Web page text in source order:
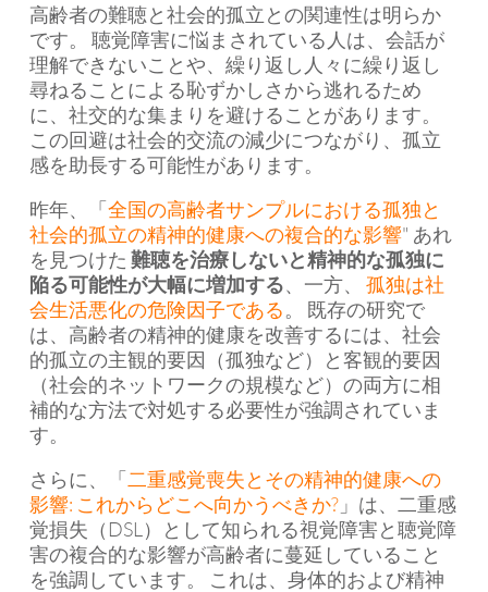
高齢者の難聴と社会的孤立との関連性は明らか
です。 聴覚障害に悩まされている人は、会話が
理解できないことや、繰り返し人々に繰り返し
尋ねることによる恥ずかしさから逃れるため
に、社交的な集まりを避けることがあります。
この回避は社会的交流の減少につながり、孤立
感を助長する可能性があります。
昨年、「全国の高齢者サンプルにおける孤独と
社会的孤立の精神的健康への複合的な影響" あれ
を見つけた 難聴を治療しないと精神的な孤独に
陥る可能性が大幅に増加する、一方、 孤独は社
会生活悪化の危険因子である。 既存の研究で
は、高齢者の精神的健康を改善するには、社会
的孤立の主観的要因（孤独など）と客観的要因
（社会的ネットワークの規模など）の両方に相
補的な方法で対処する必要性が強調されていま
す。
さらに、「二重感覚喪失とその精神的健康への
影響: これからどこへ向かうべきか? 」は、二重感
覚損失（DSL）として知られる視覚障害と聴覚障
害の複合的な影響が高齢者に蔓延していること
を強調しています。 これは、身体的および精神